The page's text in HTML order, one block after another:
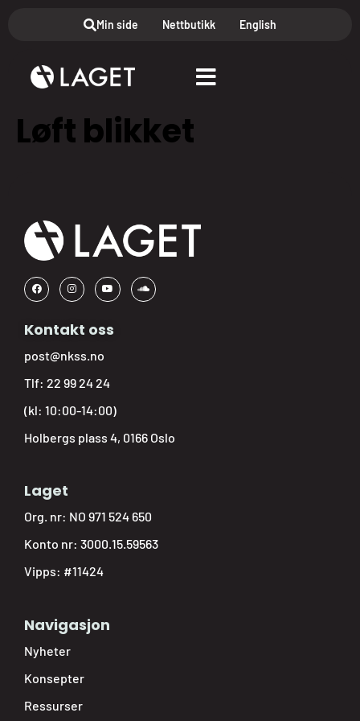
Min side Nettbutikk English
Løft blikket
Kontakt oss
post@nkss.no
Tlf: 22 99 24 24
(kl: 10:00-14:00)
Holbergs plass 4, 0166 Oslo
Laget
Org. nr: NO 971 524 650
Konto nr: 3000.15.59563
Vipps: #11424
Navigasjon
Nyheter
Konsepter
Ressurser